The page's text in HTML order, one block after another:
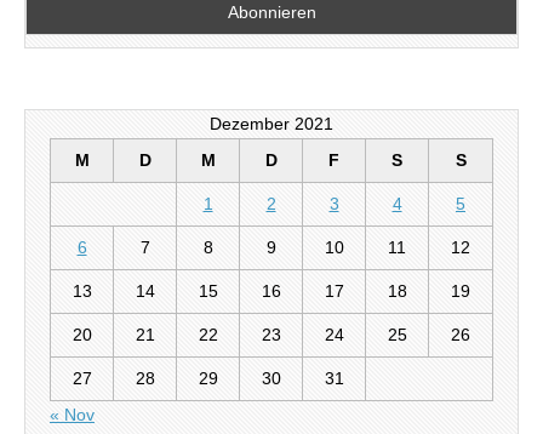
Dezember 2021
M
D M D F S S
1 2 3 4 5
6 7 8 9 10 11 12
13 14 15 16 17 18 19
20 21 22 23 24 25 26
27 28 29 30
31
« Nov